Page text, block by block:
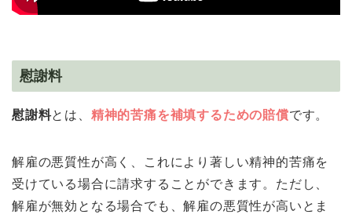
慰謝料
慰謝料とは、 精神的苦痛を補填するための賠償です。
解雇の悪質性が高く、これにより著しい精神的苦痛を
受けている場合に請求することができます。ただし、
解雇が無効となる場合でも、解雇の悪質性が高いとま